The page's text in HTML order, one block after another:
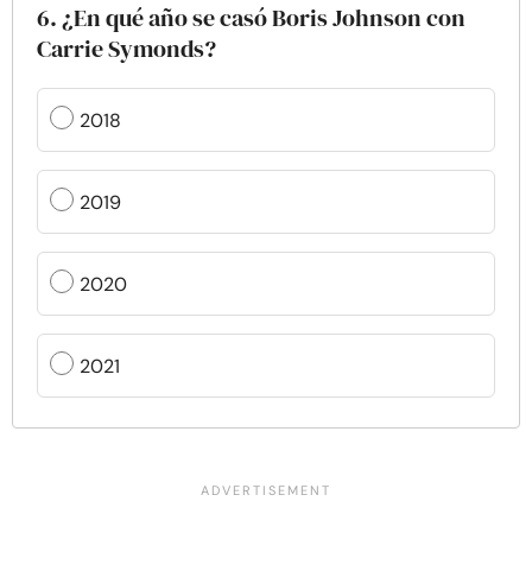
6. ¿En qué año se casó Boris Johnson con
Carrie Symonds?
2018
2019
2020
2021